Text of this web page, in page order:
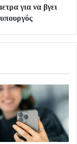
για να βγει